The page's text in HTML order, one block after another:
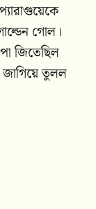
গোল।
জিতেছিল
তুলল